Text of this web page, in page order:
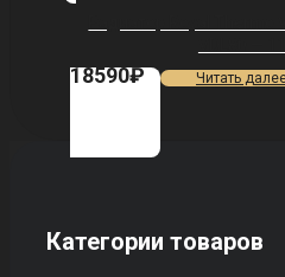
18590₽ Читать
Категории товаров